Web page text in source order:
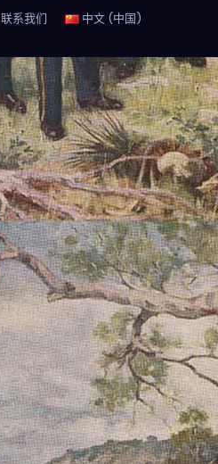
联系我们 中文 (中国)